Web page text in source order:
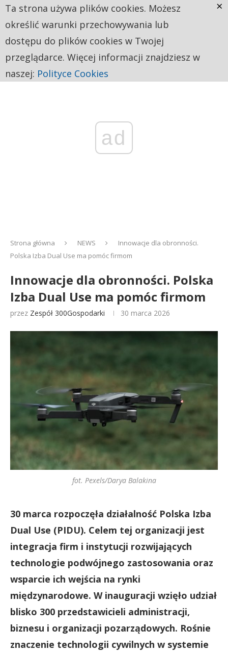
ad
Strona główna NEWS
Innowacje dla obronności.
Polska Izba Dual Use ma pomóc firmom
Innowacje dla obronności. Polska
Izba Dual Use ma pomóc firmom
przez Zespół 300Gospodarki 30 marca 2026
fot. Pexels/Darya Balakina
30 marca rozpoczęła działalność Polska Izba
Dual Use (PIDU). Celem tej organizacji jest
integracja firm i instytucji rozwijających
technologie podwójnego zastosowania oraz
wsparcie ich wejścia na rynki
międzynarodowe. W inauguracji wzięło udział
blisko 300 przedstawicieli administracji,
biznesu i organizacji pozarządowych. Rośnie
znaczenie technologii cywilnych w systemie
Ta strona używa plików cookies. Możesz
określić warunki przechowywania lub
dostępu do plików cookies w Twojej
przeglądarce. Więcej informacji znajdziesz w
naszej: Polityce Cookies
×